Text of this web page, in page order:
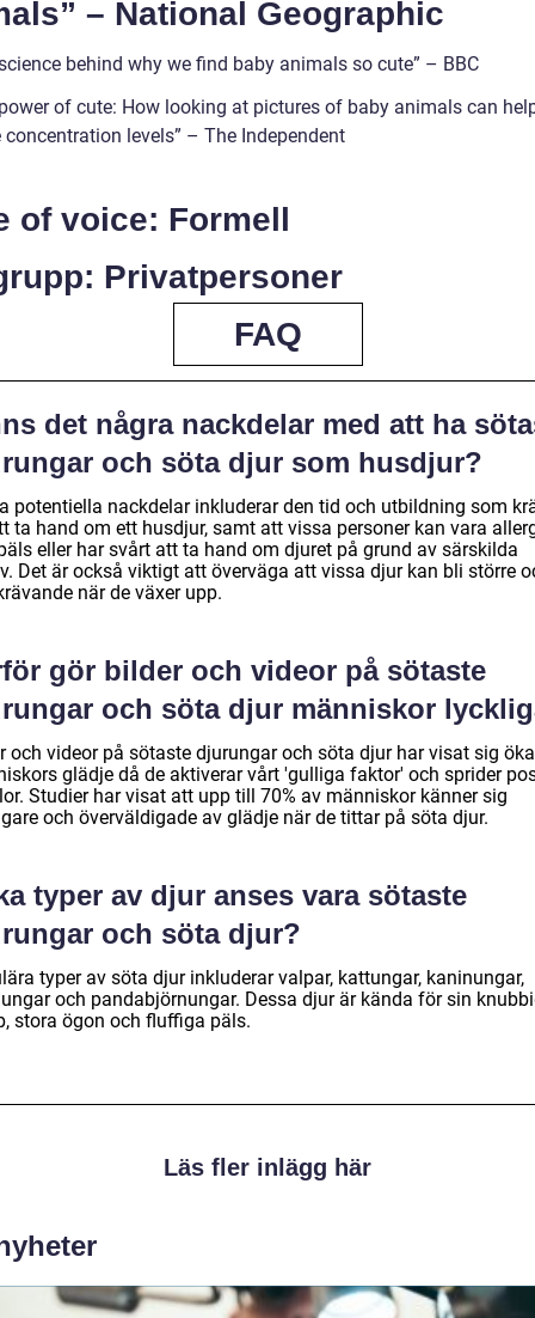
– National Geographic
behind why we find baby animals so cute” – BBC
of cute: How looking at pictures of baby animals can
concentration levels” – The Independent
of voice: Formell
Privatpersoner
FAQ
det några nackdelar med att ha
och söta djur som husdjur?
potentiella nackdelar inkluderar den tid och utbildning som
ta hand om ett husdjur, samt att vissa personer kan vara
eller har svårt att ta hand om djuret på grund av särskilda
Det är också viktigt att överväga att vissa djur kan bli större
när de växer upp.
gör bilder och videor på sötaste
och söta djur människor
och videor på sötaste djurungar och söta djur har visat sig öka
glädje då de aktiverar vårt 'gulliga faktor' och sprider
Studier har visat att upp till 70% av människor känner sig
och överväldigade av glädje när de tittar på söta djur.
typer av djur anses vara sötaste
och söta djur?
typer av söta djur inkluderar valpar, kattungar, kaninungar,
och pandabjörnungar. Dessa djur är kända för sin
stora ögon och fluffiga päls.
Läs fler inlägg här